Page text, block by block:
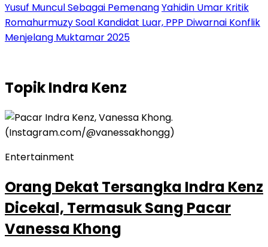
Yusuf Muncul Sebagai PemenangYahidin Umar Kritik
Romahurmuzy Soal Kandidat Luar, PPP Diwarnai Konflik
Menjelang Muktamar 2025
TopikIndra Kenz
Entertainment
Orang Dekat Tersangka Indra Kenz
Dicekal, Termasuk Sang Pacar
Vanessa Khong